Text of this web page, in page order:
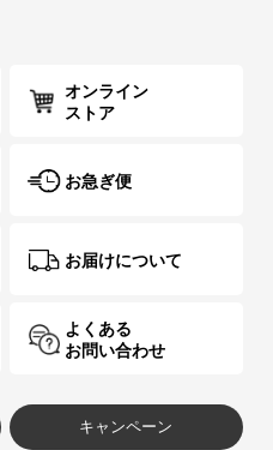
オンライン
ストア
お急ぎ便
お届けについて
よくある
お問い合わせ
キャンペーン